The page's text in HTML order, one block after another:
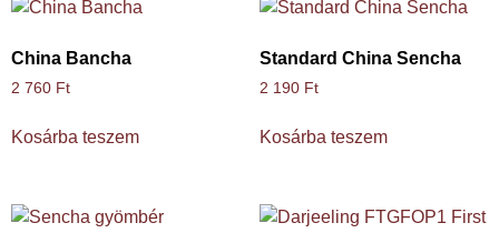
China Bancha
2 760 Ft
Kosárba teszem
Standard China Sencha
2 190 Ft
Kosárba teszem